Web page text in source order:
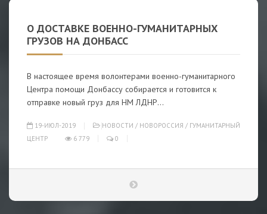
О ДОСТАВКЕ ВОЕННО-ГУМАНИТАРНЫХ
ГРУЗОВ НА ДОНБАСС
В настоящее время волонтерами военно-гуманитарного
Центра помощи Донбассу собирается и готовится к
отправке новый груз для НМ ЛДНР...
19-ИЮЛ-2019 НОВОСТИ / НОВОРОССИЯ / ГУМАНИТАРНЫЙ
ЦЕНТР
6 779 0